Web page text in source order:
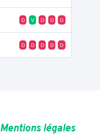
D V D D D
D D D D D
Mentions légales